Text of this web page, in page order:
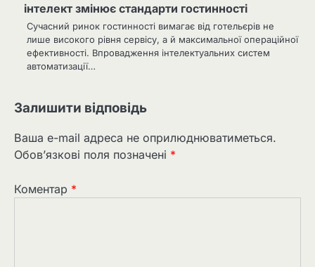
інтелект змінює стандарти гостинності
Сучасний ринок гостинності вимагає від готельєрів не
лише високого рівня сервісу, а й максимальної операційної
ефективності. Впровадження інтелектуальних систем
автоматизації…
Залишити відповідь
Ваша e-mail адреса не оприлюднюватиметься.
Обов’язкові поля позначені *
Коментар *